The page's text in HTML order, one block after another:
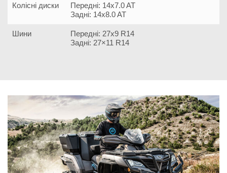
Колісні диски
Передні: 14x7.0 AT
Задні: 14x8.0 AT
Шини
Передні: 27х9 R14
Задні: 27×11 R14